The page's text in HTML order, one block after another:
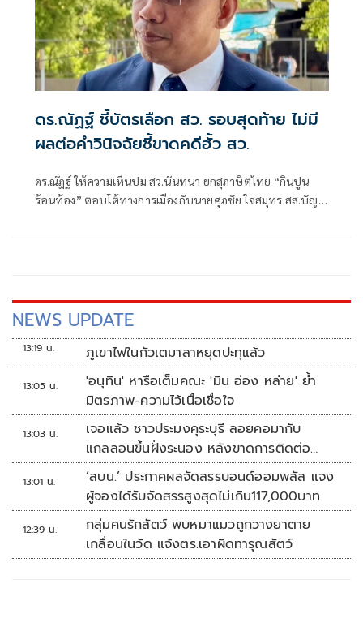
ดร.ณัฏฐ์ ชี้บัตรเลือก สว. รอบสุดท้าย ไม่มี
ผลต่อคำวินิจฉัยชี้ขาดคดีฮั้ว สว.
ดร.ณัฏฐ์ ให้ความเห็นปม สว.นันทนา ยกสุภาษิตไทย “กินปูน
ร้อนท้อง” ตอบโต้ทางการเมืองกับนายศุภชัย ใจสมุทร สส.บัญชี
NEWS UPDATE
13:19 น. ภูเขาไฟในกัวเตมาลาหยุดปะทุแล้ว
13:05 น.
'อนุทิน' หารือเต็มคณะ 'มิน อ่อง หล่าย' ย้ำ
มิตรภาพ-ความไว้เนื้อเชื่อใจ
13:03 น.
เจอแล้ว ชาวประมงคุระบุรี ลอยคอมากับ
แกลลอนขึ้นฝั่งระนอง หลังขาดการติดต่อ
หลายวัน
13:01 น.
‘สบน.’ ประกาศผลจัดสรรบอนด์ออมพลัส แจง
ผู้จองได้รับจัดสรรสูงสุดไม่เกิน117,000บาท
12:39 น.
กลุ่มคนรักสัตว์ พบหมาแมวถูกวางยาตาย
เกลื่อนในวัด แจ้งตร.เอาผิดทารุณสัตว์